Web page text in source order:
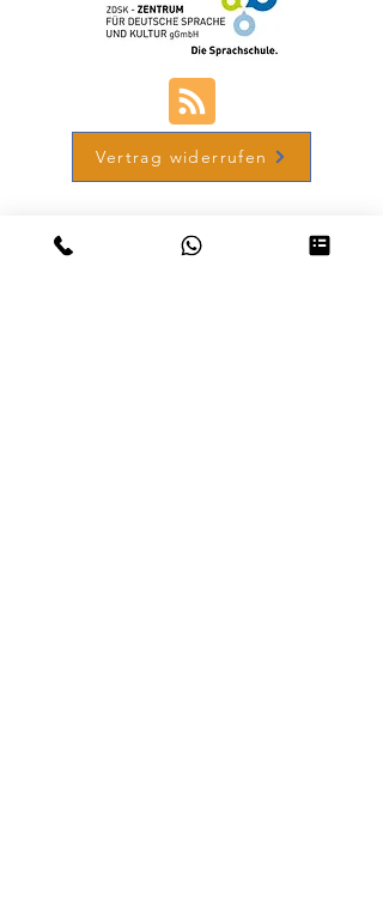
Vertrag widerrufen